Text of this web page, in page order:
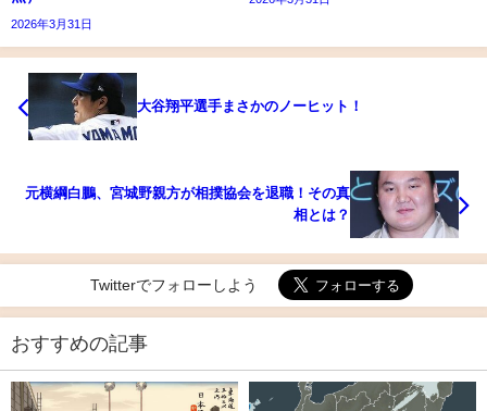
2026年3月31日
大谷翔平選手まさかのノーヒット！
元横綱白鵬、宮城野親方が相撲協会を退職！その真
相とは？
Twitterでフォローしよう
おすすめの記事